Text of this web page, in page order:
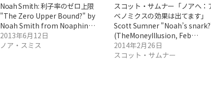
Noah Smith: 利子率のゼロ上限
"The Zero Upper Bound?" by
Noah Smith from Noaphin…
2013年6月12日
ノア・スミス
スコット・サムナー「ノアへ：
ベノミクスの効果は出てます」
Scott Sumner "Noah’s
(TheMoneyIllusion, Feb…
2014年2月26日
スコット・サムナー